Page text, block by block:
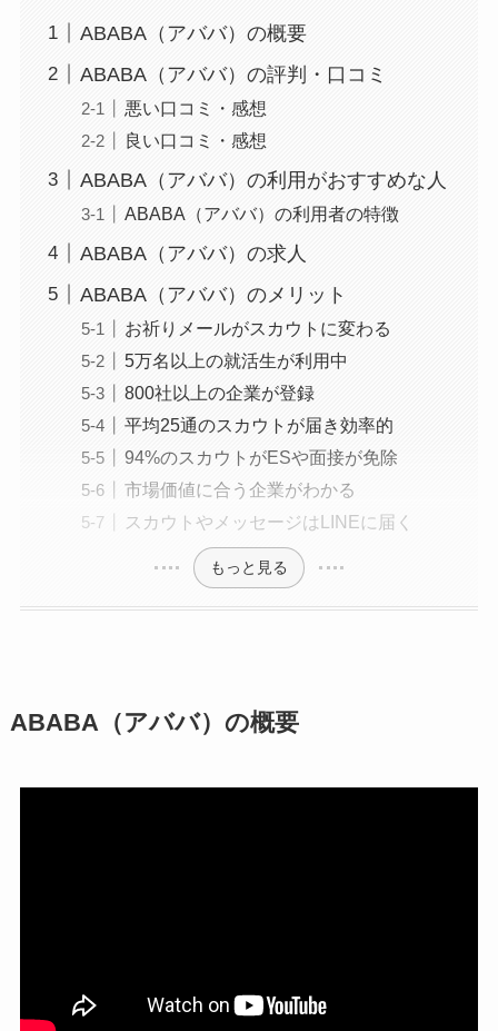
ABABA（アババ）の概要
ABABA（アババ）の評判・口コミ
悪い口コミ・感想
良い口コミ・感想
ABABA（アババ）の利用がおすすめな人
ABABA（アババ）の利用者の特徴
ABABA（アババ）の求人
ABABA（アババ）のメリット
お祈りメールがスカウトに変わる
5万名以上の就活生が利用中
800社以上の企業が登録
平均25通のスカウトが届き効率的
94%のスカウトがESや面接が免除
市場価値に合う企業がわかる
スカウトやメッセージはLINEに届く
もっと見る
ABABA（アババ）の概要